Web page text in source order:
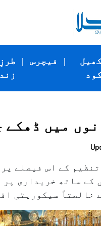
طرزِ
| فیچرس |
کھیل
کود
میں
کے اس فیصلے
کے ساتھ خریداری
خالصتاً سیکوریٹی